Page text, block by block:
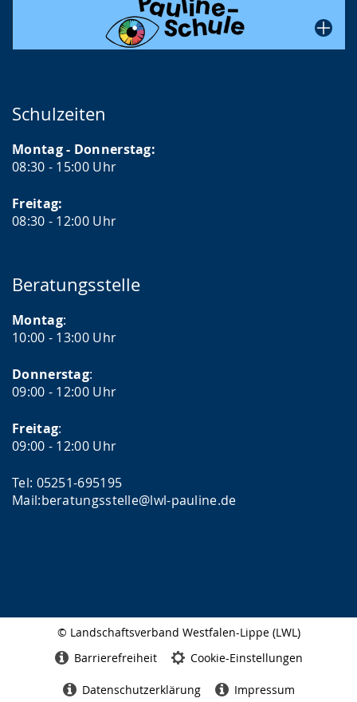
Schulzeiten
Montag - Donnerstag:
08:30 - 15:00 Uhr
Freitag:
08:30 - 12:00 Uhr
Beratungsstelle
Montag:
10:00 - 13:00 Uhr
Donnerstag:
09:00 - 12:00 Uhr
Freitag:
09:00 - 12:00 Uhr
Tel: 05251-695195
Mail:beratungsstelle@lwl-pauline.de
© Landschaftsverband Westfalen-Lippe (LWL)
Barrierefreiheit Cookie-Einstellungen
Datenschutzerklärung Impressum